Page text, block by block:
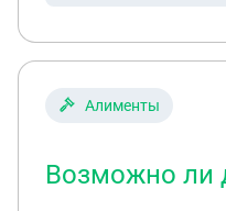
Алименты
Возможно ли